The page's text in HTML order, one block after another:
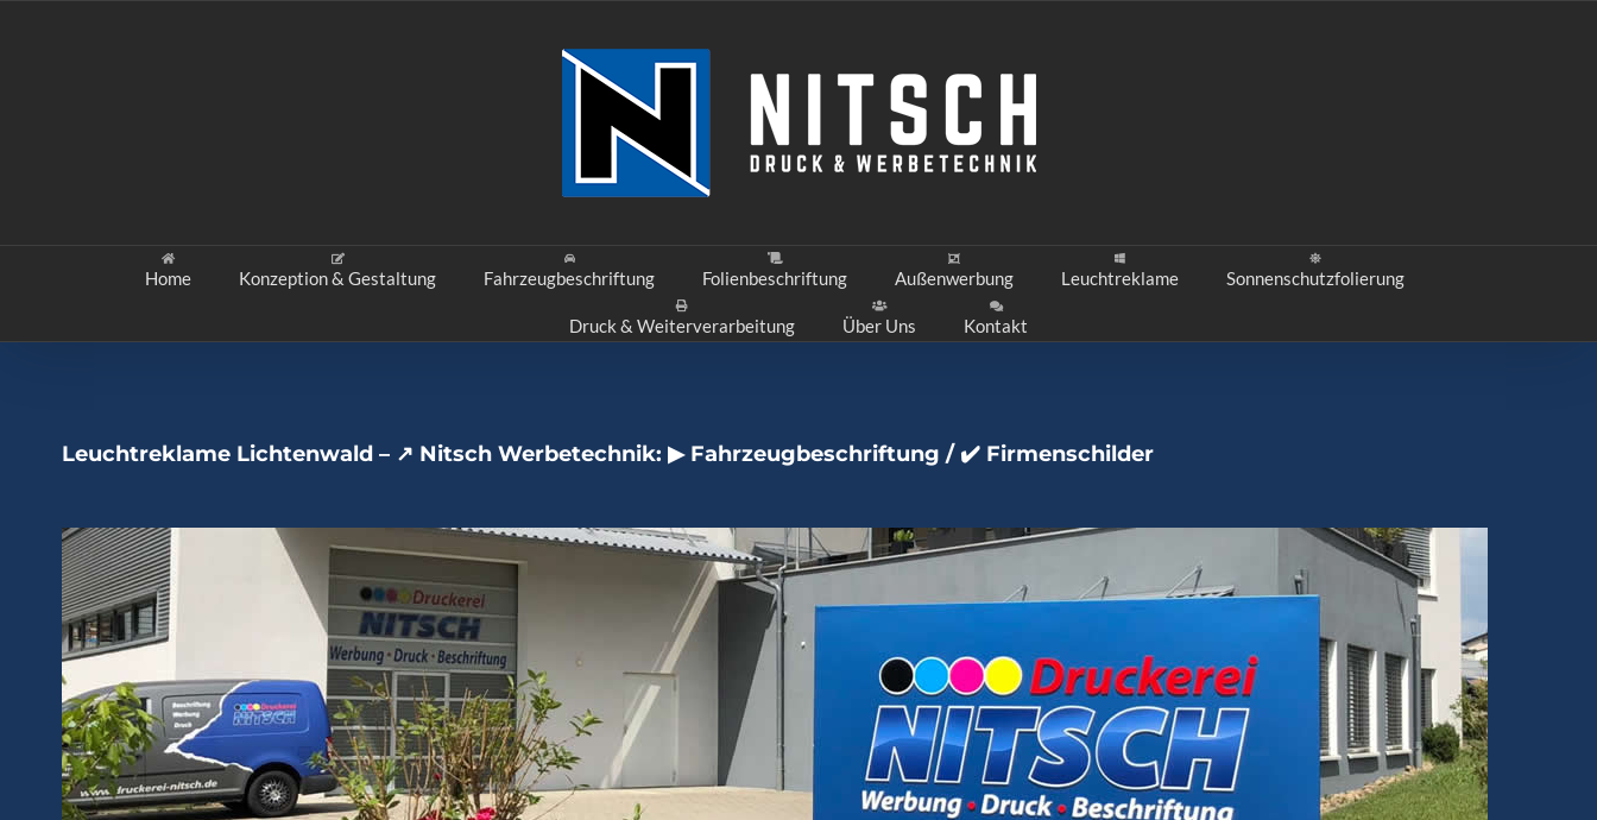
Home Konzeption & Gestaltung Fahrzeugbeschriftung Folienbeschriftung Außenwerbung Leuchtreklame Sonnenschutzfolierung
Druck & Weiterverarbeitung Über Uns Kontakt
Leuchtreklame Lichtenwald – ↗️ Nitsch Werbetechnik: ▶︎ Fahrzeugbeschriftung / ✔️ Firmenschilder